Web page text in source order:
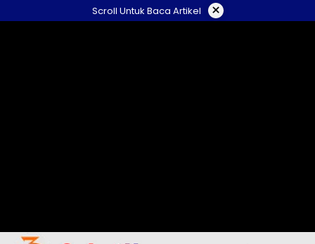
to
Scroll Untuk Baca Artikel ×